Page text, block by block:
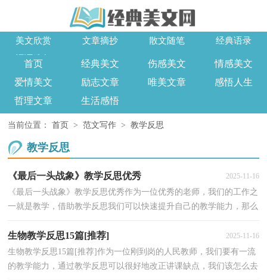
美文欣赏 文章摘抄 散文随笔
经典语录
词语造句
首页 经典美文 伤感美文
情感美文
爱情美文
励志文章 唯美文章
感悟人生
哲理文章
生活感悟
当前位置： 首页 > 范文写作 > 教学反思
教学反思
《最后一头战象》教学反思优秀 2025-11-16
《最后一头战象》教学反思优秀作为一位优秀的老师，我们的工作之
一就是教学，借助教学反思我们可以快速提升自己的教学能力，那么
生物教学反思15篇[推荐] 2025-11-16
生物教学反思15篇[推荐]作为一位刚到岗的人民教师，我们要有一流
的教学能力，通过教学反思可以很好地改正讲课缺点，我们该怎么去